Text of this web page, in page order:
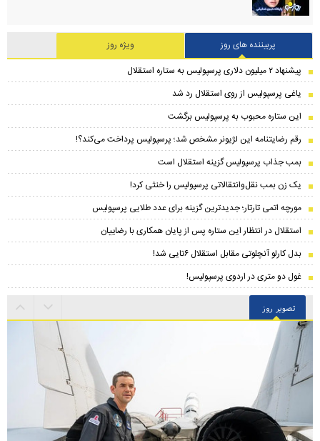
پربیننده های روز
ویژه روز
پیشنهاد ۲ میلیون دلاری پرسپولیس به ستاره استقلال
یاغی پرسپولیس از روی استقلال رد شد
این ستاره محبوب به پرسپولیس برگشت
رقم رضایتنامه این لژیونر مشخص شد؛ پرسپولیس پرداخت می‌کند؟!
بمب جذاب پرسپولیس گزینه استقلال است
یک زن بمب نقل‌وانتقالاتی پرسپولیس را خنثی کرد!
مورچه اتمی تارتار؛ جدیدترین گزینه برای عدد طلایی پرسپولیس
استقلال در انتظار این ستاره پس از پایان همکاری با رضاییان
بدل کارلو آنچلوتی مقابل استقلال ۶تایی شد!
غول دو متری در اردوی پرسپولیس!
تصویر روز